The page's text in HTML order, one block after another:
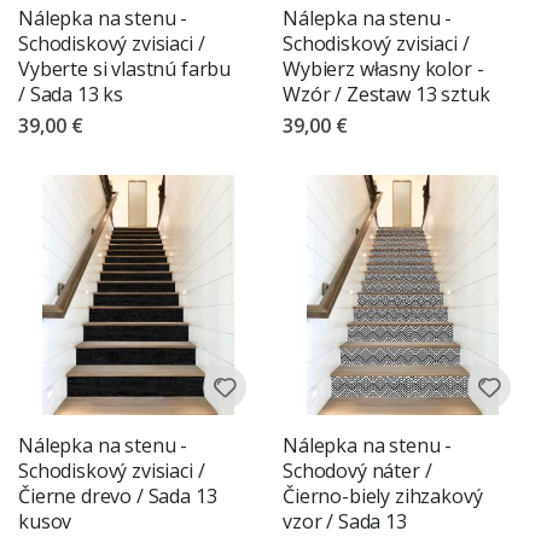
Nálepka na stenu -
Schodiskový zvisiaci /
Vyberte si vlastnú farbu
/ Sada 13 ks
39,00 €
Nálepka na stenu -
Schodiskový zvisiaci /
Wybierz własny kolor -
Wzór / Zestaw 13 sztuk
39,00 €
Nálepka na stenu -
Schodiskový zvisiaci /
Čierne drevo / Sada 13
kusov
Nálepka na stenu -
Schodový náter /
Čierno-biely zihzakový
vzor / Sada 13